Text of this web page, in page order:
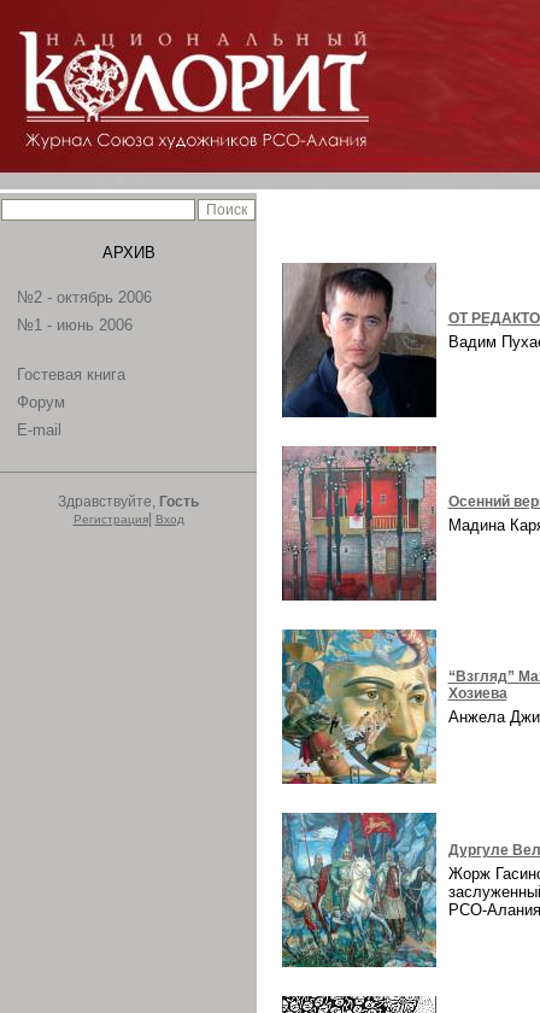
АРХИВ
№2 - октябрь 2006
№1 - июнь 2006
Гостевая книга
Форум
E-mail
Здравствуйте, Гость
Регистрация| Вход
ОТ
Вадим
Осенний
Мадина
“Взгляд”
Хозиева
Анжела
Дургуле
Жорж
РСО-